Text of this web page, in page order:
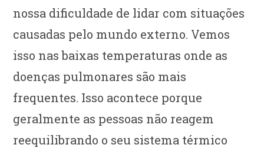
nossa dificuldade de lidar com situações
causadas pelo mundo externo. Vemos
isso nas baixas temperaturas onde as
doenças pulmonares são mais
frequentes. Isso acontece porque
geralmente as pessoas não reagem
reequilibrando o seu sistema térmico